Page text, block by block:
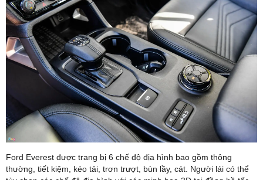
Ford Everest được trang bị 6 chế độ địa hình bao gồm thông
thường, tiết kiệm, kéo tải, trơn trượt, bùn lầy, cát. Người lái có thể